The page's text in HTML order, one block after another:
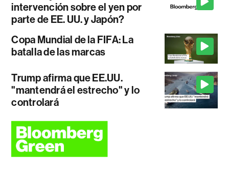
intervención sobre el yen por
parte de EE. UU. y Japón?
Copa Mundial de la FIFA: La
batalla de las marcas
Trump afirma que EE.UU.
"mantendrá el estrecho" y lo
controlará